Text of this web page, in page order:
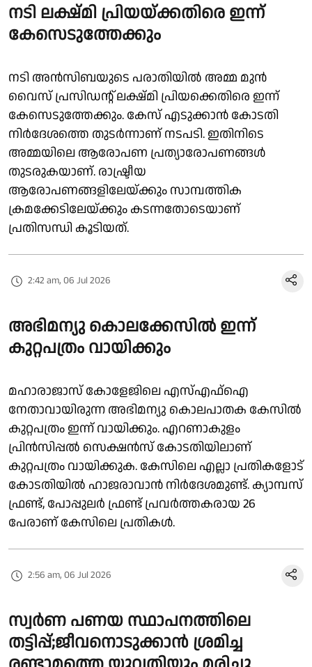
നടി ലക്ഷ്മി പ്രിയയ്ക്കതിരെ ഇന്ന്
കേസെടുത്തേക്കും
നടി അൻസിബയുടെ പരാതിയിൽ അമ്മ മുൻ
വൈസ് പ്രസിഡന്റ് ലക്ഷ്മി പ്രിയക്കെതിരെ ഇന്ന്
കേസെടുത്തേക്കും. കേസ് എടുക്കാൻ കോടതി
നിർദേശത്തെ തുടർന്നാണ് നടപടി. ഇതിനിടെ
അമ്മയിലെ ആരോപണ പ്രത്യാരോപണങ്ങൾ
തുടരുകയാണ്. രാഷ്ട്രീയ
ആരോപണങ്ങളിലേയ്ക്കും സാമ്പത്തിക
ക്രമക്കേടിലേയ്ക്കും കടന്നതോടെയാണ്‌
പ്രതിസന്ധി കൂടിയത്.
2:42 am, 06 Jul 2026
അഭിമന്യു കൊലക്കേസിൽ ഇന്ന്
കുറ്റപത്രം വായിക്കും
മഹാരാജാസ് കോളേജിലെ എസ്എഫ്ഐ
നേതാവായിരുന്ന അഭിമന്യു കൊലപാതക കേസിൽ
കുറ്റപത്രം ഇന്ന് വായിക്കും. എറണാകുളം
പ്രിൻസിപ്പൽ സെക്ഷൻസ് കോടതിയിലാണ്
കുറ്റപത്രം വായിക്കുക. കേസിലെ എല്ലാ പ്രതികളോട്
കോടതിയിൽ ഹാജരാവാൻ നിർദേശമുണ്ട്. ക്യാമ്പസ്
ഫ്രണ്ട്, പോപ്പുലർ ഫ്രണ്ട് പ്രവർത്തകരായ 26
പേരാണ് കേസിലെ പ്രതികൾ.
2:56 am, 06 Jul 2026
സ്വർണ പണയ സ്ഥാപനത്തിലെ
തട്ടിപ്പ്;ജീവനൊടുക്കാൻ ശ്രമിച്ച